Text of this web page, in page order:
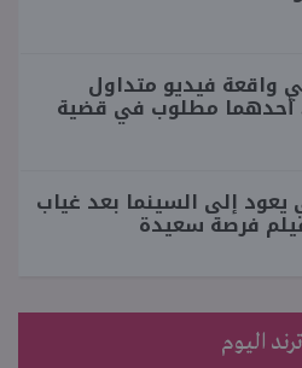
واقعة فيديو متداول
أحدهما مطلوب في قضية
إلى السينما بعد غياب
اليوم